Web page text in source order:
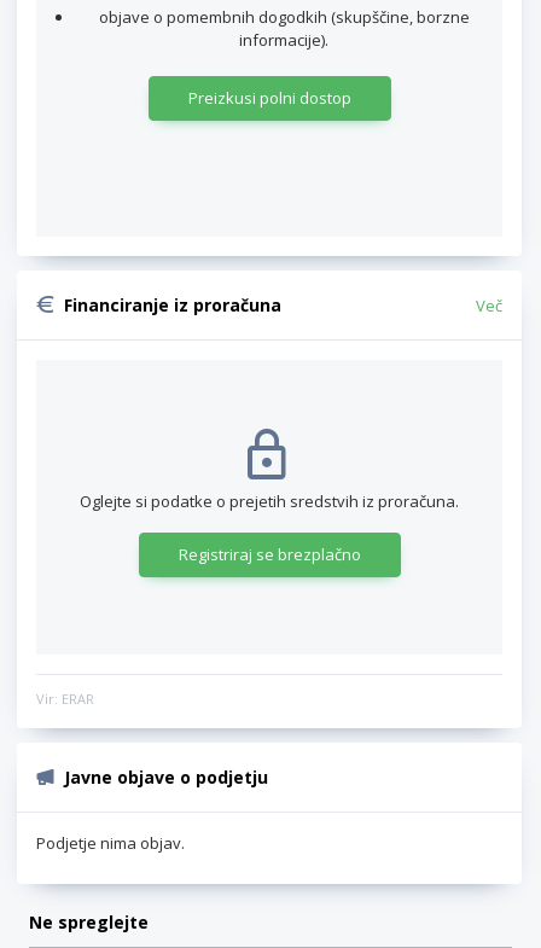
objave o pomembnih dogodkih (skupščine, borzne
informacije).
Preizkusi polni dostop
Financiranje iz proračuna Več
Oglejte si podatke o prejetih sredstvih iz proračuna.
Registriraj se brezplačno
Vir: ERAR
Javne objave o podjetju
Podjetje nima objav.
Ne spreglejte